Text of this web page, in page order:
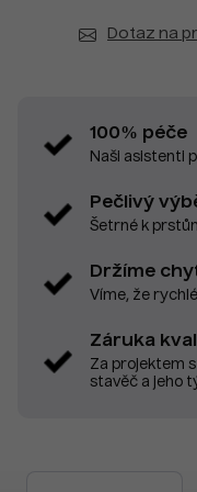
Dotaz na
100% péče
Naši asistenti
Pečlivý
Šetrné k
Držíme
Víme, že
Záruka
Za projektem
stavěč a jeho